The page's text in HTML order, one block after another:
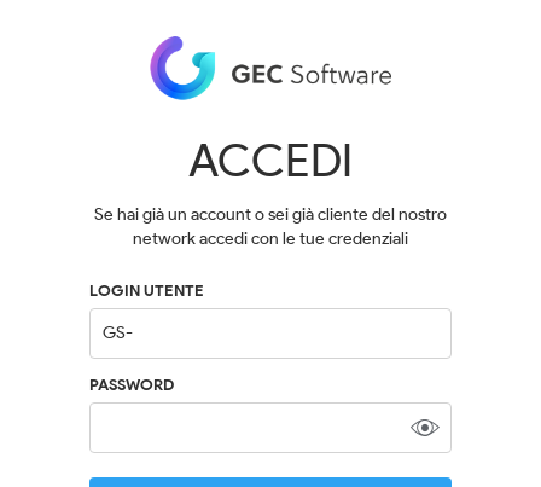
ACCEDI
Se hai già un account o sei già cliente del nostro
network accedi con le tue credenziali
LOGIN UTENTE
PASSWORD